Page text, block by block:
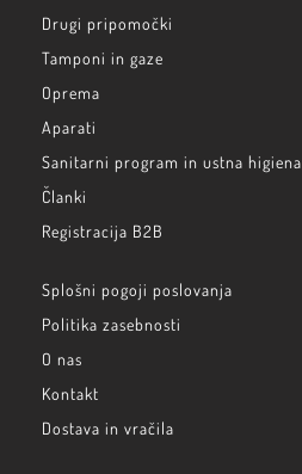
Drugi pripomočki
Tamponi in gaze
Oprema
Aparati
Sanitarni program in ustna higiena
Članki
Registracija B2B
Splošni pogoji poslovanja
Politika zasebnosti
O nas
Kontakt
Dostava in vračila